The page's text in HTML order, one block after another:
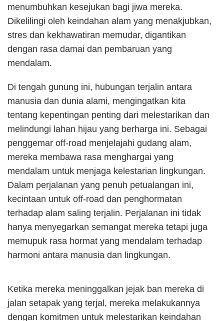
menumbuhkan kesejukan bagi jiwa mereka.
Dikelilingi oleh keindahan alam yang menakjubkan,
stres dan kekhawatiran memudar, digantikan
dengan rasa damai dan pembaruan yang
mendalam.
Di tengah gunung ini, hubungan terjalin antara
manusia dan dunia alami, mengingatkan kita
tentang kepentingan penting dari melestarikan dan
melindungi lahan hijau yang berharga ini. Sebagai
penggemar off-road menjelajahi gudang alam,
mereka membawa rasa menghargai yang
mendalam untuk menjaga kelestarian lingkungan.
Dalam perjalanan yang penuh petualangan ini,
kecintaan untuk off-road dan penghormatan
terhadap alam saling terjalin. Perjalanan ini tidak
hanya menyegarkan semangat mereka tetapi juga
memupuk rasa hormat yang mendalam terhadap
harmoni antara manusia dan lingkungan.
Ketika mereka meninggalkan jejak ban mereka di
jalan setapak yang terjal, mereka melakukannya
dengan komitmen untuk melestarikan keindahan